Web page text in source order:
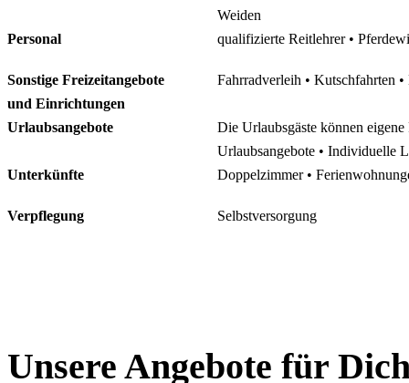
Weiden
Personal
qualifizierte Reitlehrer •
Sonstige Freizeitangebote
und Einrichtungen
Fahrradverleih • Kutschfahrten
Urlaubsangebote
Die Urlaubsgäste können
Urlaubsangebote • Individuelle
Unterkünfte
Doppelzimmer •
Verpflegung Selbstversorgung
Unsere Angebote für